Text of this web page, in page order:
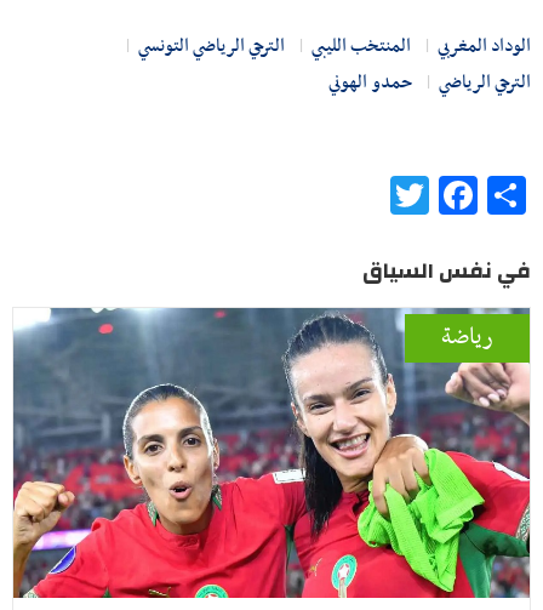
الوداد المغربي المنتخب الليبي
الترجي الرياضي التونسي
الترجي الرياضي
حمدو الهوني
Share
Facebook
في نفس السياق
رياضة